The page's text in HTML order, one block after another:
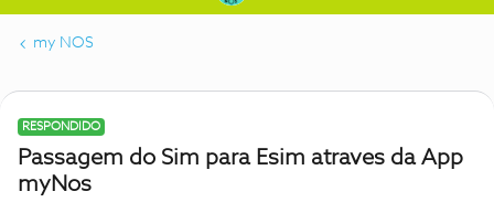
my NOS
RESPONDIDO
Passagem do Sim para Esim atraves da App
myNos